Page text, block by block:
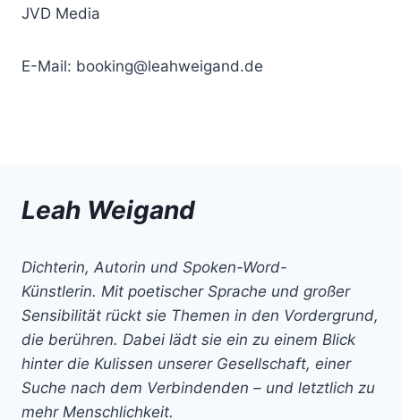
JVD Media
E-Mail: booking@leahweigand.de
Leah Weigand
Dichterin, Autorin und Spoken-Word-
Künstlerin. Mit poetischer Sprache und großer
Sensibilität rückt sie Themen in den Vordergrund,
die berühren. Dabei lädt sie ein zu einem Blick
hinter die Kulissen unserer Gesellschaft, einer
Suche nach dem Verbindenden – und letztlich zu
mehr Menschlichkeit.